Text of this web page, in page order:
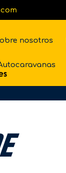
nosotros